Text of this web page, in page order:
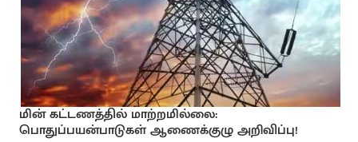
மின் கட்டணத்தில் மாற்றமில்லை:
பொதுப்பயன்பாடுகள் ஆணைக்குழு அறிவிப்பு!